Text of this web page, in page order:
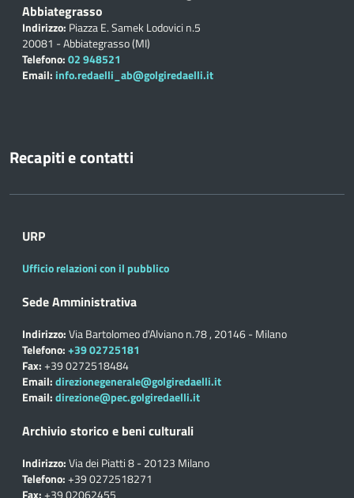
Abbiategrasso
Indirizzo: Piazza E. Samek Lodovici n.5
20081 - Abbiategrasso (MI)
Telefono:02 948521
Email: info.redaelli_ab@golgiredaelli.it
Recapiti e contatti
URP
Ufficio relazioni con il pubblico
Sede Amministrativa
Indirizzo:Via Bartolomeo d'Alviano n.78 , 20146 - Milano
Telefono:+39 02725181
Fax:+39 0272518484
Email:direzionegenerale@golgiredaelli.it
Email:direzione@pec.golgiredaelli.it
Archivio storico e beni culturali
Indirizzo:Via dei Piatti 8 - 20123 Milano
Telefono:+39 0272518271
Fax:+39 02062455